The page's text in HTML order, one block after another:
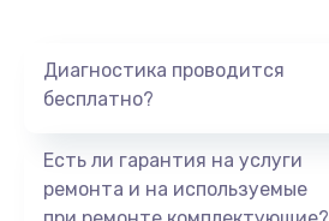
Заказать
Диагностика проводится
бесплатно?
Есть ли гарантия на услуги
ремонта и на используемые